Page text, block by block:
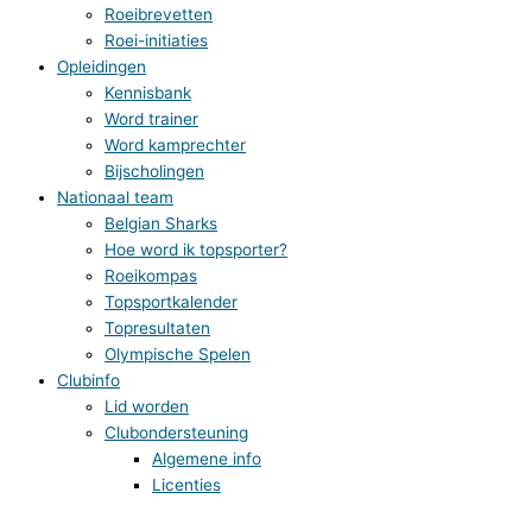
Roeibrevetten
Roei-initiaties
Opleidingen
Kennisbank
Word trainer
Word kamprechter
Bijscholingen
Nationaal team
Belgian Sharks
Hoe word ik topsporter?
Roeikompas
Topsportkalender
Topresultaten
Olympische Spelen
Clubinfo
Lid worden
Clubondersteuning
Algemene info
Licenties